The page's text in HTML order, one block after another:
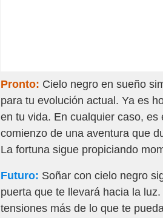
Pronto: Cielo negro en sueño
para tu evolución actual. Ya es
en tu vida. En cualquier caso, es
comienzo de una aventura que
La fortuna sigue propiciando
Futuro: Soñar con cielo negro
puerta que te llevará hacia la
tensiones más de lo que te